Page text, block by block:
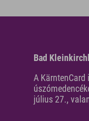
Bad
A
július 27.,